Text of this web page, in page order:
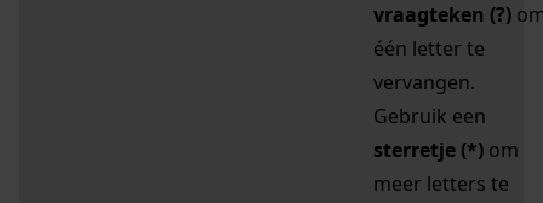
vraagteken (?)
één letter te
vervangen.
Gebruik een
sterretje (*) om
meer letters te